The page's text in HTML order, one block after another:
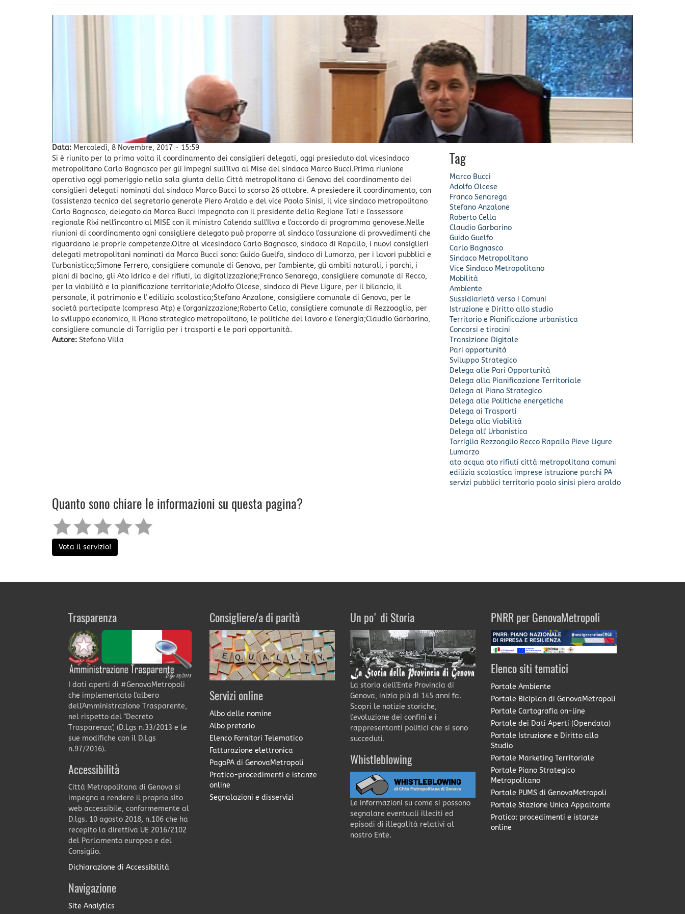
Data: Mercoledì, 8 Novembre, 2017 - 15:59
Si è riunito per la prima volta il coordinamento dei consiglieri delegati, oggi presieduto dal vicesindaco
metropolitano Carlo Bagnasco per gli impegni sull'Ilva al Mise del sindaco Marco Bucci.Prima riunione
operativa oggi pomeriggio nella sala giunta della Città metropolitana di Genova del coordinamento dei
consiglieri delegati nominati dal sindaco Marco Bucci lo scorso 26 ottobre. A presiedere il coordinamento, con
l'assistenza tecnica del segretario generale Piero Araldo e del vice Paolo Sinisi, il vice sindaco metropolitano
Carlo Bagnasco, delegato da Marco Bucci impegnato con il presidente della Regione Toti e l'assessore
regionale Rixi nell'incontro al MISE con il ministro Calenda sull'Ilva e l'accordo di programma genovese.Nelle
riunioni di coordinamento ogni consigliere delegato può proporre al sindaco l'assunzione di provvedimenti che
riguardano le proprie competenze.Oltre al vicesindaco Carlo Bagnasco, sindaco di Rapallo, i nuovi consiglieri
delegati metropolitani nominati da Marco Bucci sono: Guido Guelfo, sindaco di Lumarzo, per i lavori pubblici e
l’urbanistica;Simone Ferrero, consigliere comunale di Genova, per l'ambiente, gli ambiti naturali, i parchi, i
piani di bacino, gli Ato idrico e dei rifiuti, la digitalizzazione;Franco Senarega, consigliere comunale di Recco,
per la viabilità e la pianificazione territoriale;Adolfo Olcese, sindaco di Pieve Ligure, per il bilancio, il
personale, il patrimonio e l' edilizia scolastica;Stefano Anzalone, consigliere comunale di Genova, per le
società partecipate (compresa Atp) e l'organizzazione;Roberto Cella, consigliere comunale di Rezzoaglio, per
lo sviluppo economico, il Piano strategico metropolitano, le politiche del lavoro e l'energia;Claudio Garbarino,
consigliere comunale di Torriglia per i trasporti e le pari opportunità.
Autore: Stefano Villa
Tag
Marco Bucci
Adolfo Olcese
Franco Senarega
Stefano Anzalone
Roberto Cella
Claudio Garbarino
Guido Guelfo
Carlo Bagnasco
Sindaco Metropolitano
Vice Sindaco Metropolitano
Mobilità
Ambiente
Sussidiarietà verso i Comuni
Istruzione e Diritto allo studio
Territorio e Pianificazione urbanistica
Concorsi e tirocini
Transizione Digitale
Pari opportunità
Sviluppo Strategico
Delega alle Pari Opportunità
Delega alla Pianificazione Territoriale
Delega al Piano Strategico
Delega alle Politiche energetiche
Delega ai Trasporti
Delega alla Viabilità
Delega all' Urbanistica
Torriglia Rezzoaglio Recco Rapallo Pieve Ligure
Lumarzo
ato acqua ato rifiuti città metropolitana comuni
edilizia scolastica imprese istruzione parchi PA
servizi pubblici territorio paolo sinisi piero araldo
Quanto sono chiare le informazioni su questa pagina?
Vota il servizio!
Trasparenza
I dati aperti di #GenovaMetropoli
che implementato l'albero
dell'Amministrazione Trasparente,
nel rispetto del "Decreto
Trasparenza", (D.Lgs n.33/2013 e le
sue modifiche con il D.Lgs
n.97/2016).
Accessibilità
Città Metropolitana di Genova si
impegna a rendere il proprio sito
web accessibile, conformemente al
D.lgs. 10 agosto 2018, n.106 che ha
recepito la direttiva UE 2016/2102
del Parlamento europeo e del
Consiglio.
Dichiarazione di Accessibilità
Navigazione
Site Analytics
Consigliere/a di parità
Servizi online
Albo delle nomine
Albo pretorio
Elenco Fornitori Telematico
Fatturazione elettronica
PagoPA di GenovaMetropoli
Pratico-procedimenti e istanze
online
Segnalazioni e disservizi
Un po' di Storia
La storia dell'Ente Provincia di
Genova, inizia più di 145 anni fa.
Scopri le notizie storiche,
l'evoluzione dei confini e i
rappresentanti politici che si sono
succeduti.
Whistleblowing
Le informazioni su come si possono
segnalare eventuali illeciti ed
episodi di illegalità relativi al
nostro Ente.
PNRR per GenovaMetropoli
Elenco siti tematici
Portale Ambiente
Portale Biciplan di GenovaMetropoli
Portale Cartografia on-line
Portale dei Dati Aperti (Opendata)
Portale Istruzione e Diritto allo
Studio
Portale Marketing Territoriale
Portale Piano Strategico
Metropolitano
Portale PUMS di GenovaMetropoli
Portale Stazione Unica Appaltante
Pratico: procedimenti e istanze
online